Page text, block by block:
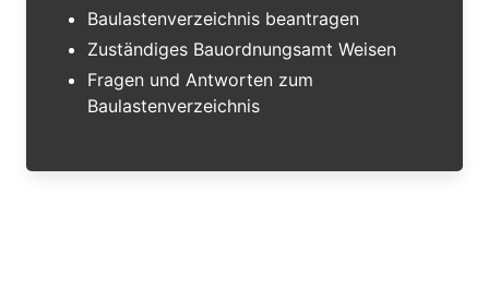
Baulastenverzeichnis beantragen
Zuständiges Bauordnungsamt Weisen
Fragen und Antworten zum
Baulastenverzeichnis